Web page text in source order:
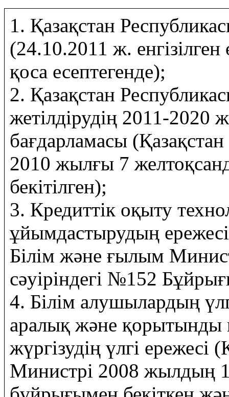
1. Қазақстан
(24.10.2011 ж.
қоса есептегенде);
2. Қазақстан
жетілдірудің 2011-2020
бағдарламасы
2010 жылғы 7
бекітілген);
3. Кредиттік оқыту
ұйымдастырудың
Білім және ғылым
сәуіріндегі №152
4. Білім алушылардың
аралық және қорытынды
жүргізудің үлгі
Министрі 2008 жылдың